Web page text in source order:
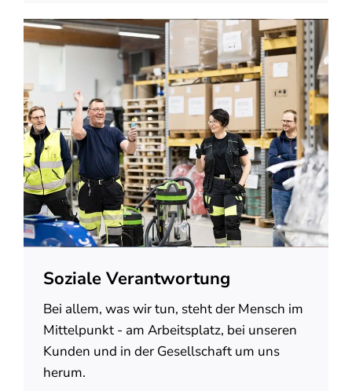
Soziale Verantwortung
Bei allem, was wir tun, steht der Mensch im
Mittelpunkt - am Arbeitsplatz, bei unseren
Kunden und in der Gesellschaft um uns
herum.